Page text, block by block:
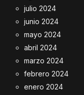
julio 2024
junio 2024
mayo 2024
abril 2024
marzo 2024
febrero 2024
enero 2024